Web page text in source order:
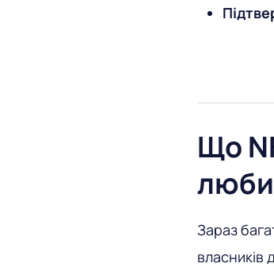
Що
Зараз
власників